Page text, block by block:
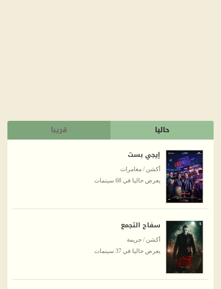
حاليا قريبا
إيجي بست
أكشن / مغامرات
يعرض حاليا في 68 سينمات
سفاح التجمع
أكشن / جريمة
يعرض حاليا في 37 سينمات